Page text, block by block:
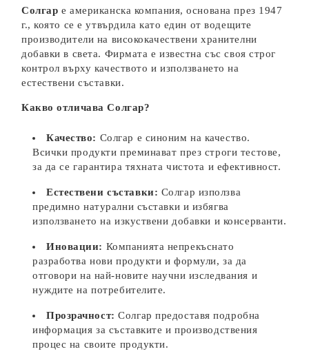
Солгар е американска компания, основана през 1947
г., която се е утвърдила като един от водещите
производители на висококачествени хранителни
добавки в света. Фирмата е известна със своя строг
контрол върху качеството и използването на
естествени съставки.
Какво отличава Солгар?
Качество: Солгар е синоним на качество.
Всички продукти преминават през строги тестове,
за да се гарантира тяхната чистота и ефективност.
Естествени съставки: Солгар използва
предимно натурални съставки и избягва
използването на изкуствени добавки и консерванти.
Иновации: Компанията непрекъснато
разработва нови продукти и формули, за да
отговори на най-новите научни изследвания и
нуждите на потребителите.
Прозрачност: Солгар предоставя подробна
информация за съставките и производствения
процес на своите продукти.